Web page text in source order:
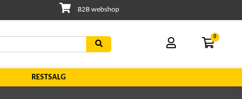
B2B webshop
0
RESTSALG